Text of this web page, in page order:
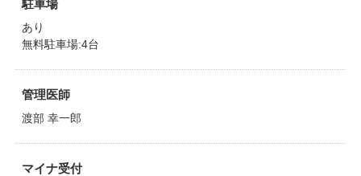
駐車場
あり
無料駐車場:4台
管理医師
渡部 幸一郎
マイナ受付